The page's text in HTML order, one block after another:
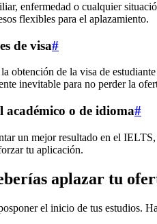
enfermedad o cualquier
flexibles para el aplazamiento.
de visa#
obtención de la visa de
inevitable para no perder la
o de idioma#
un mejor resultado en el
tu aplicación.
aplazar tu
el inicio de tus estudios.